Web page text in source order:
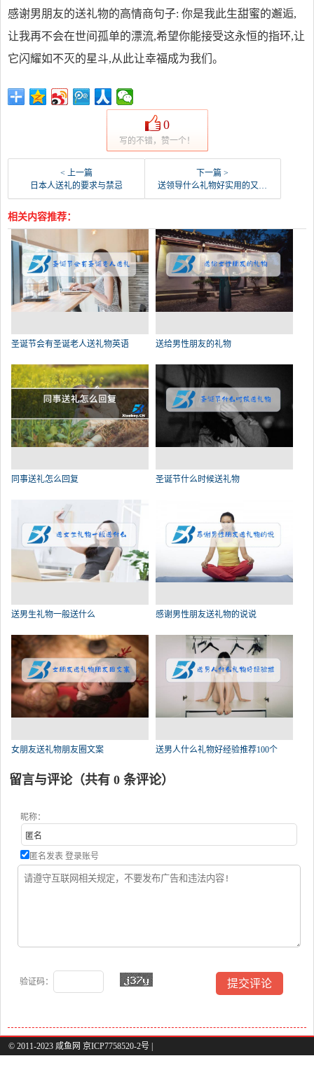
感谢男朋友的送礼物的高情商句子: 你是我此生甜蜜的邂逅,
让我再不会在世间孤单的漂流,希望你能接受这永恒的指环,让
它闪耀如不灭的星斗,从此让幸福成为我们。
0
写的不错，赞一个！
< 上一篇
日本人送礼的要求与禁忌
下一篇 >
送领导什么礼物好实用的又不贵
相关内容推荐：
圣诞节会有圣诞老人送礼物英语 送给男性朋友的礼物
同事送礼怎么回复 圣诞节什么时候送礼物
送男生礼物一般送什么 感谢男性朋友送礼物的说说
女朋友送礼物朋友圈文案 送男人什么礼物好经验推荐100个
留言与评论（共有 0 条评论）
昵称：
匿名发表 登录账号
验证码：
© 2011-2023 咸鱼网 京ICP7758520-2号 |